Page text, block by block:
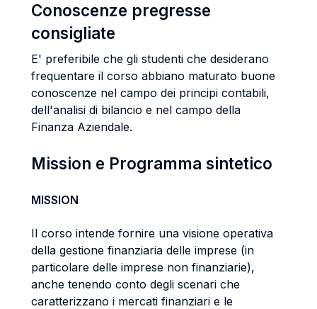
Conoscenze pregresse
consigliate
E' preferibile che gli studenti che desiderano
frequentare il corso abbiano maturato buone
conoscenze nel campo dei principi contabili,
dell'analisi di bilancio e nel campo della
Finanza Aziendale.
Mission e Programma sintetico
MISSION
Il corso intende fornire una visione operativa
della gestione finanziaria delle imprese (in
particolare delle imprese non finanziarie),
anche tenendo conto degli scenari che
caratterizzano i mercati finanziari e le